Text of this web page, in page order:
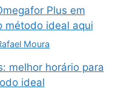
Plus em
método ideal aqui
Moura
melhor horário para
ideal